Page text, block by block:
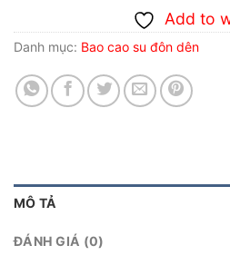
Add to
Danh mục: Bao cao su đôn dên
MÔ TẢ
ĐÁNH GIÁ (0)